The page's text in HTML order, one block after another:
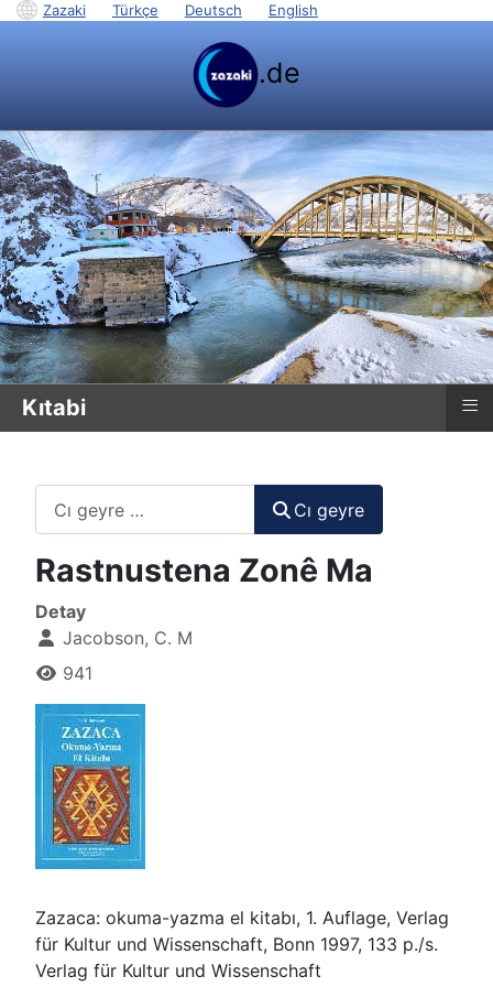
Zazaki Türkçe Deutsch English
.de
Kıtabi ≡
Cı geyre
Rastnustena Zonê Ma
Detay
Jacobson, C. M
941
Zazaca: okuma-yazma el kitabı, 1. Auflage, Verlag
für Kultur und Wissenschaft, Bonn 1997, 133 p./s.
Verlag für Kultur und Wissenschaft